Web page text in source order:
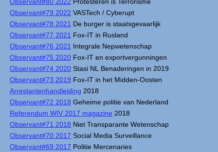
Observant#79 2022 VASTech / Cyberupt
Observant#78 2021 De burger is staatsgevaarlijk
Observant#77 2021 Fox-IT in Rusland
Observant#76 2021 Integrale Nepwetenschap
Observant#75 2020 Fox-IT en exportvergunningen
Observant#74 2020 Stasi NL Benaderingen in 2019
Observant#73 2019 Fox-IT in het Midden-Oosten
Arrestantenhandleiding 2018
Observant#72 2018 Geheime politie van Nederland
Referendum WIV 2017 magazine 2018
Observant#71 2018 Niet Transparante Wetenschap
Observant#70 2017 Social Media Surveillance
Observant#69 2017 Politie Mercenaries